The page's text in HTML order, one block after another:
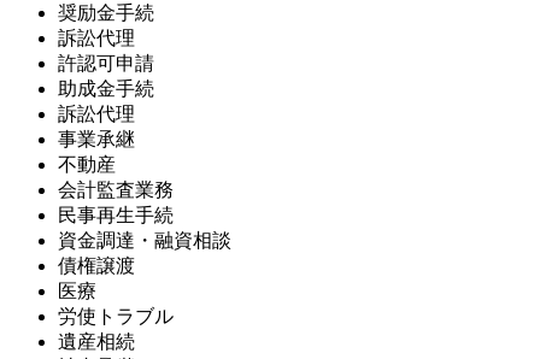
奨励金手続
訴訟代理
許認可申請
助成金手続
訴訟代理
事業承継
不動産
会計監査業務
民事再生手続
資金調達・融資相談
債権譲渡
医療
労使トラブル
遺産相続